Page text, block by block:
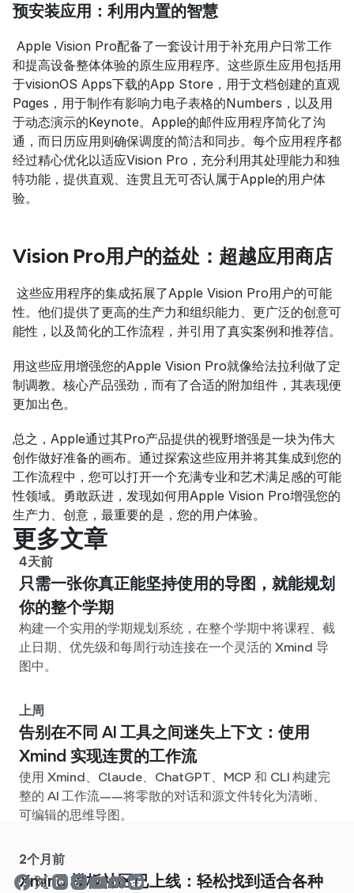
预安装应用：利用内置的智慧
和提高设备整体体验的原生应用程序。这些原生应用包括用
于visionOS Apps下载的App Store，用于文档创建的直观
Pages，用于制作有影响力电子表格的Numbers，以及用
于动态演示的Keynote。Apple的邮件应用程序简化了沟
通，而日历应用则确保调度的简洁和同步。每个应用程序都
经过精心优化以适应Vision Pro，充分利用其处理能力和独
特功能，提供直观、连贯且无可否认属于Apple的用户体
验。
Vision Pro用户的益处：超越应用商店
性。他们提供了更高的生产力和组织能力、更广泛的创意可
能性，以及简化的工作流程，并引用了真实案例和推荐信。
用这些应用增强您的Apple Vision Pro就像给法拉利做了定
制调教。核心产品强劲，而有了合适的附加组件，其表现便
更加出色。
总之，Apple通过其Pro产品提供的视野增强是一块为伟大
创作做好准备的画布。通过探索这些应用并将其集成到您的
工作流程中，您可以打开一个充满专业和艺术满足感的可能
性领域。勇敢跃进，发现如何用Apple Vision Pro增强您的
生产力、创意，最重要的是，您的用户体验。
更多文章
4天前
只需一张你真正能坚持使用的导图，就能规划
你的整个学期
构建一个实用的学期规划系统，在整个学期中将课程、截
止日期、优先级和每周行动连接在一个灵活的 Xmind 导
图中。
上周
告别在不同 AI 工具之间迷失上下文：使用
Xmind 实现连贯的工作流
使用 Xmind、Claude、ChatGPT、MCP 和 CLI 构建完
整的 AI 工作流——将零散的对话和源文件转化为清晰、
可编辑的思维导图。
2个月前
Xmind 模板社区已上线：轻松找到适合各种